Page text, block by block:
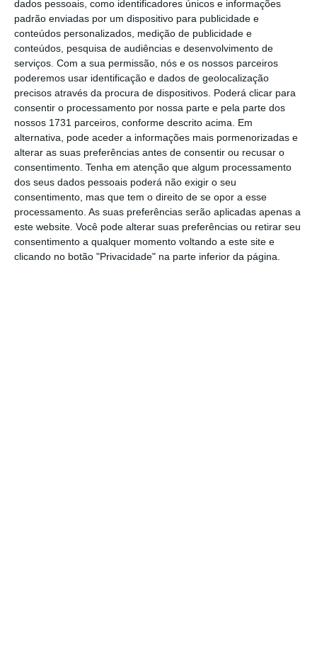
dados pessoais, como identificadores únicos e informações
padrão enviadas por um dispositivo para publicidade e
conteúdos personalizados, medição de publicidade e
conteúdos, pesquisa de audiências e desenvolvimento de
serviços. Com a sua permissão, nós e os nossos parceiros
poderemos usar identificação e dados de geolocalização
precisos através da procura de dispositivos. Poderá clicar para
consentir o processamento por nossa parte e pela parte dos
nossos 1731 parceiros, conforme descrito acima. Em
alternativa, pode aceder a informações mais pormenorizadas e
alterar as suas preferências antes de consentir ou recusar o
consentimento. Tenha em atenção que algum processamento
dos seus dados pessoais poderá não exigir o seu
consentimento, mas que tem o direito de se opor a esse
processamento. As suas preferências serão aplicadas apenas a
este website. Você pode alterar suas preferências ou retirar seu
consentimento a qualquer momento voltando a este site e
clicando no botão "Privacidade" na parte inferior da página.
Relações familiares: Costa manda fazer raio-x aos
gabinetes
Ler Mais
JáJorge Vultos Sequeira, amigo e sucessor de
Pedro Nuno Santos na liderança do PS de
Aveiro , é presidente da câmara municipal de
S. João da Madeira. Antes disso, Jorge Vultos
Sequeira tinha sido chefe de gabinete de
Fernando Rocha Andrade, então secretário de
Estado da Administração Interna, entre 2005
e 2007. Mas a teia não fica por aqui,
envolvendo, ainda, a sua sobrinha.